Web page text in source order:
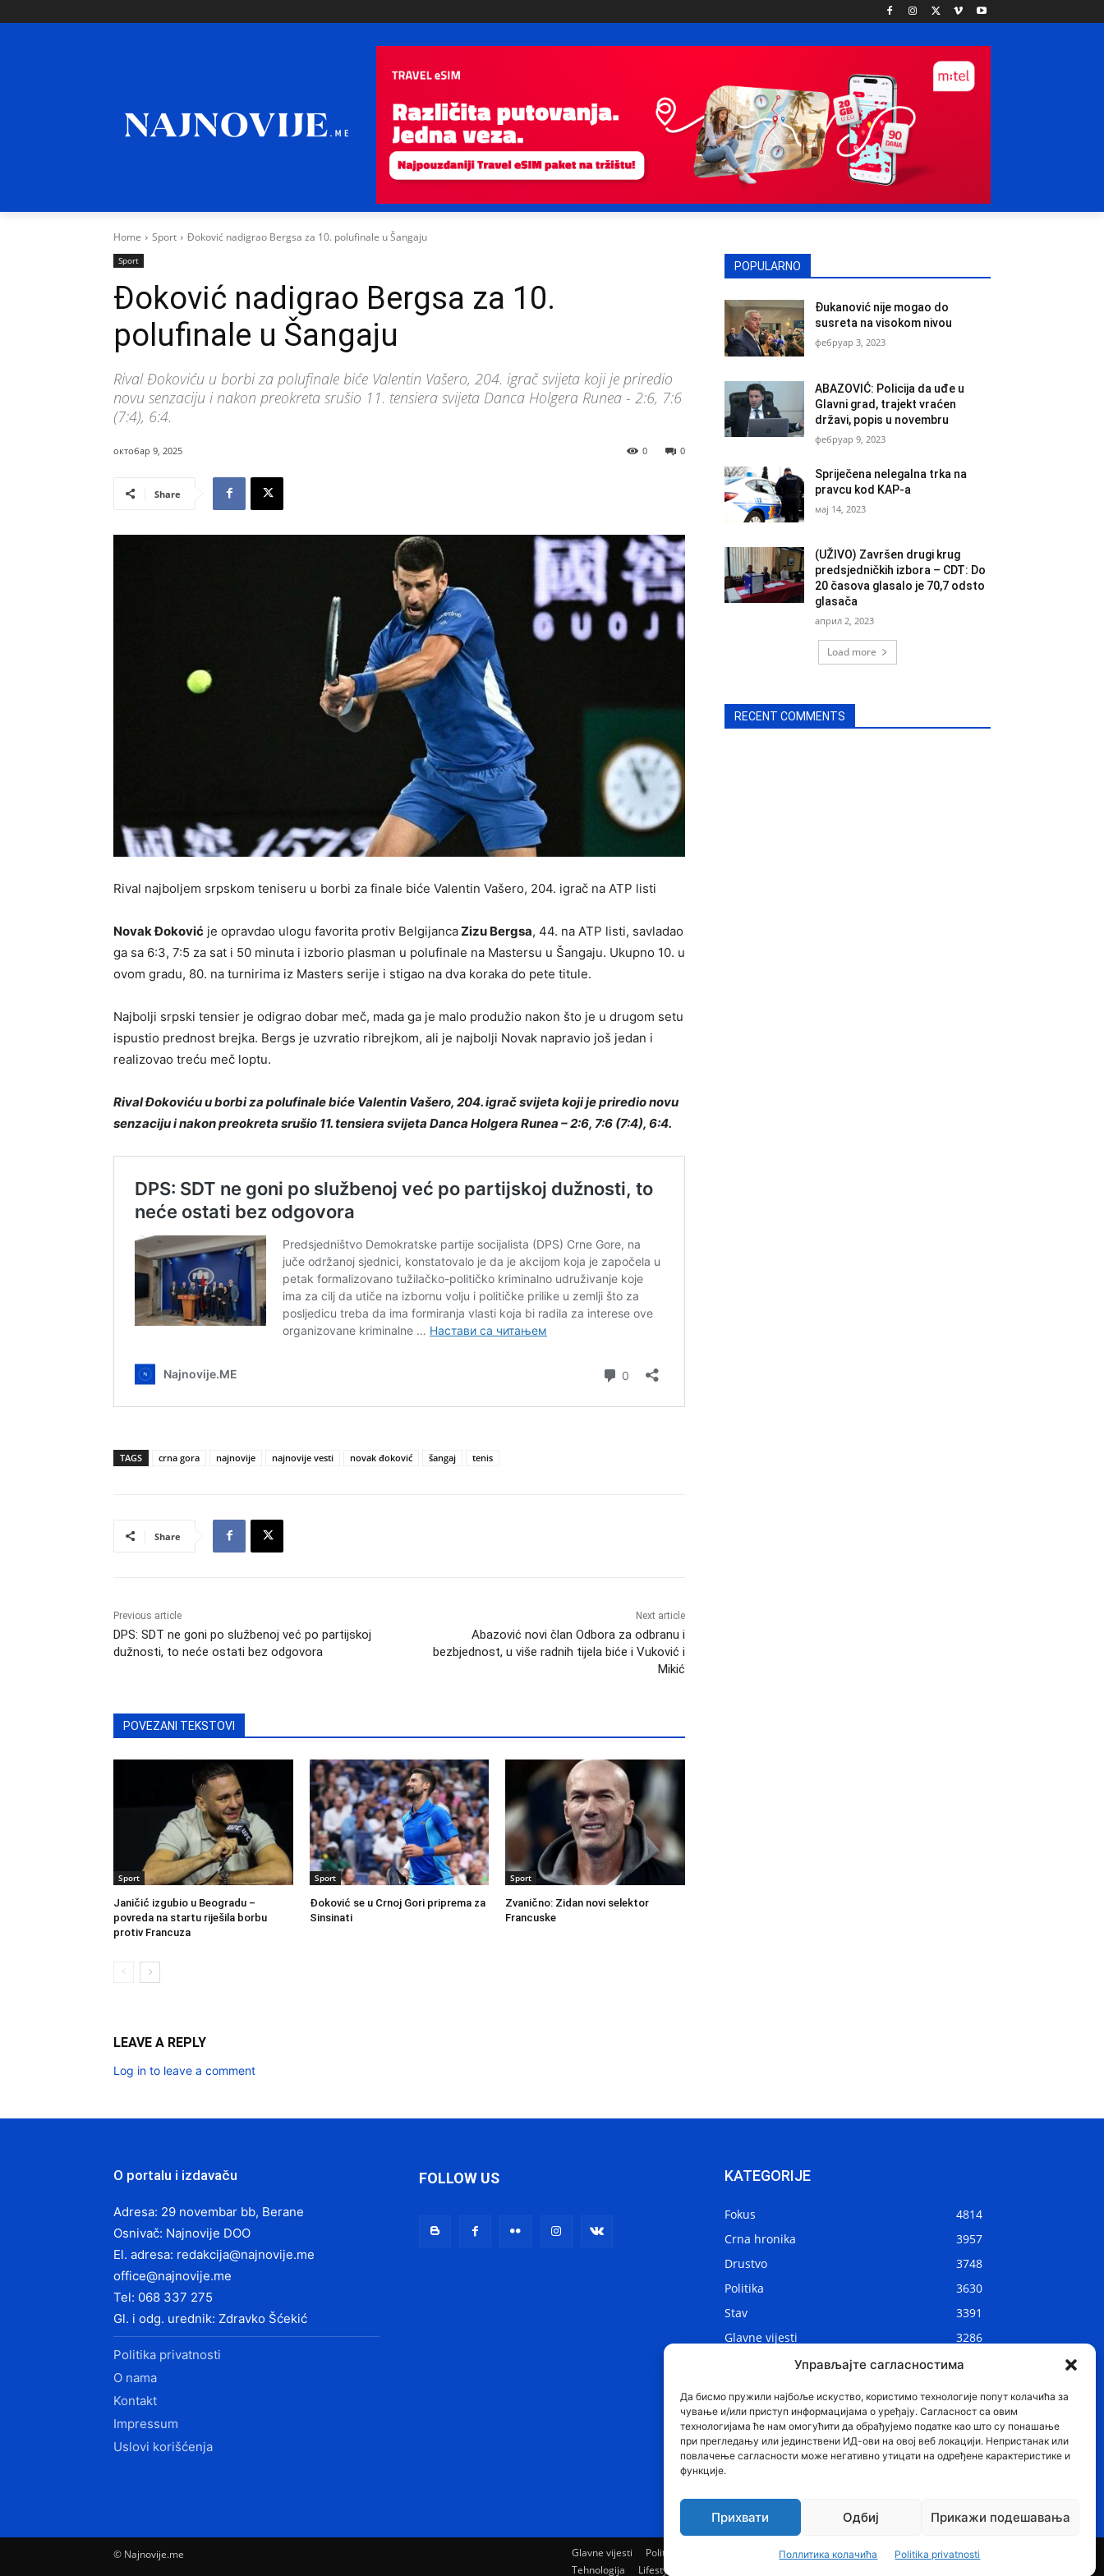
Управљајте сагласностима
Да бисмо пружили најбоље искуство, користимо технологије попут колачића за
чување и/или приступ информацијама о уређају. Сагласност са овим
технологијама ће нам омогућити да обрађујемо податке као што су понашање
при прегледању или јединствени ИД-ови на овој веб локацији. Непристанак или
повлачење сагласности може негативно утицати на одређене карактеристике и
функције.
Прихвати Одбиј Прикажи подешавања
Поллитика колачића Politika privatnosti
Home Sport Đoković nadigrao Bergsa za 10. polufinale u Šangaju
Sport
Đoković nadigrao Bergsa za 10.
polufinale u Šangaju
Rival Đokoviću u borbi za polufinale biće Valentin Vašero, 204. igrač svijeta koji je priredio
novu senzaciju i nakon preokreta srušio 11. tensiera svijeta Danca Holgera Runea - 2:6, 7:6
(7:4), 6:4.
октобар 9, 2025 0
0
Share
Rival najboljem srpskom teniseru u borbi za finale biće Valentin Vašero, 204. igrač na ATP listi
Novak Đoković je opravdao ulogu favorita protiv BelgijancaZizu Bergsa, 44. na ATP listi, savladao
ga sa 6:3, 7:5 za sat i 50 minuta i izborio plasman u polufinale na Mastersu u Šangaju. Ukupno 10. u
ovom gradu, 80. na turnirima iz Masters serije i stigao na dva koraka do pete titule.
Najbolji srpski tensier je odigrao dobar meč, mada ga je malo produžio nakon što je u drugom setu
ispustio prednost brejka. Bergs je uzvratio ribrejkom, ali je najbolji Novak napravio još jedan i
realizovao treću meč loptu.
Rival Đokoviću u borbi za polufinale biće Valentin Vašero, 204. igrač svijeta koji je priredio novu
senzaciju i nakon preokreta srušio 11. tensiera svijeta Danca Holgera Runea – 2:6, 7:6 (7:4), 6:4.
TAGS crna gora najnovije najnovije vesti novak đoković šangaj tenis
Share
Previous article
DPS: SDT ne goni po službenoj već po partijskoj
dužnosti, to neće ostati bez odgovora
Next article
Abazović novi član Odbora za odbranu i
bezbjednost, u više radnih tijela biće i Vuković i
Mikić
POVEZANI TEKSTOVI
Sport
Janičić izgubio u Beogradu –
povreda na startu riješila borbu
protiv Francuza
Sport
Đoković se u Crnoj Gori priprema za
Sinsinati
Sport
Zvanično: Zidan novi selektor
Francuske
LEAVE A REPLY
Log in to leave a comment
POPULARNO
Đukanović nije mogao do
susreta na visokom nivou
фебруар 3, 2023
ABAZOVIĆ: Policija da uđe u
Glavni grad, trajekt vraćen
državi, popis u novembru
фебруар 9, 2023
Spriječena nelegalna trka na
pravcu kod KAP-a
мај 14, 2023
(UŽIVO) Završen drugi krug
predsjedničkih izbora – CDT: Do
20 časova glasalo je 70,7 odsto
glasača
април 2, 2023
Load more
RECENT COMMENTS
O portalu i izdavaču
Adresa: 29 novembar bb, Berane
Osnivač: Najnovije DOO
El. adresa: redakcija@najnovije.me
office@najnovije.me
Tel: 068 337 275
Gl. i odg. urednik: Zdravko Šćekić
Politika privatnosti
O nama
Kontakt
Impressum
Uslovi korišćenja
FOLLOW US KATEGORIJE
Fokus
4814
Crna hronika
3957
Drustvo
3748
Politika
3630
Stav
3391
Glavne vijesti
3286
Lokalne vijesti
2908
© Najnovije.me Glavne vijesti Politika Stav Sport Svijet
Zanimljivosti
Tehnologija
Lifestyle